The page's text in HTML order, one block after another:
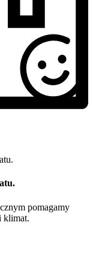
pomagamy
klimat.